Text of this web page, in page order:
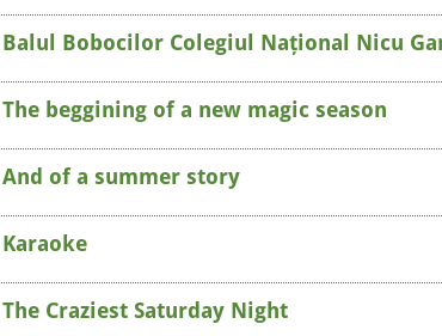
Balul Bobocilor Colegiul Național Nicu
The beggining of a new magic season
And of a summer story
Karaoke
The Craziest Saturday Night